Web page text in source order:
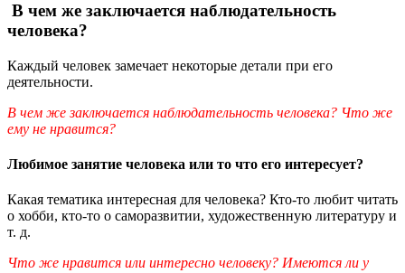
В чем же заключается наблюдательность
человека?
Каждый человек замечает некоторые детали при его
деятельности.
В чем же заключается наблюдательность человека? Что же
ему не нравится?
Любимое занятие человека или то что его интересует?
Какая тематика интересная для человека? Кто-то любит читать
о хобби, кто-то о саморазвитии, художественную литературу и
т. д.
Что же нравится или интересно человеку? Имеются ли у